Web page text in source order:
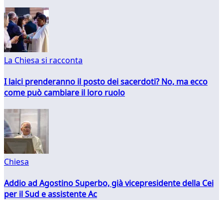
La Chiesa si racconta
I laici prenderanno il posto dei sacerdoti? No, ma ecco
come può cambiare il loro ruolo
Chiesa
Addio ad Agostino Superbo, già vicepresidente della Cei
per il Sud e assistente Ac